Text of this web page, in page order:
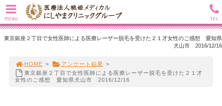
東京銀座２丁目で女性医師による医療レーザー脱毛を受けた２１才女性のご感想 愛知県
犬山市 2016/12/16
HOME > アンケート結果 >
東京銀座２丁目で女性医師による医療レーザー脱毛を受けた２１才
女性のご感想 愛知県犬山市 2016/12/16
MENU TEL